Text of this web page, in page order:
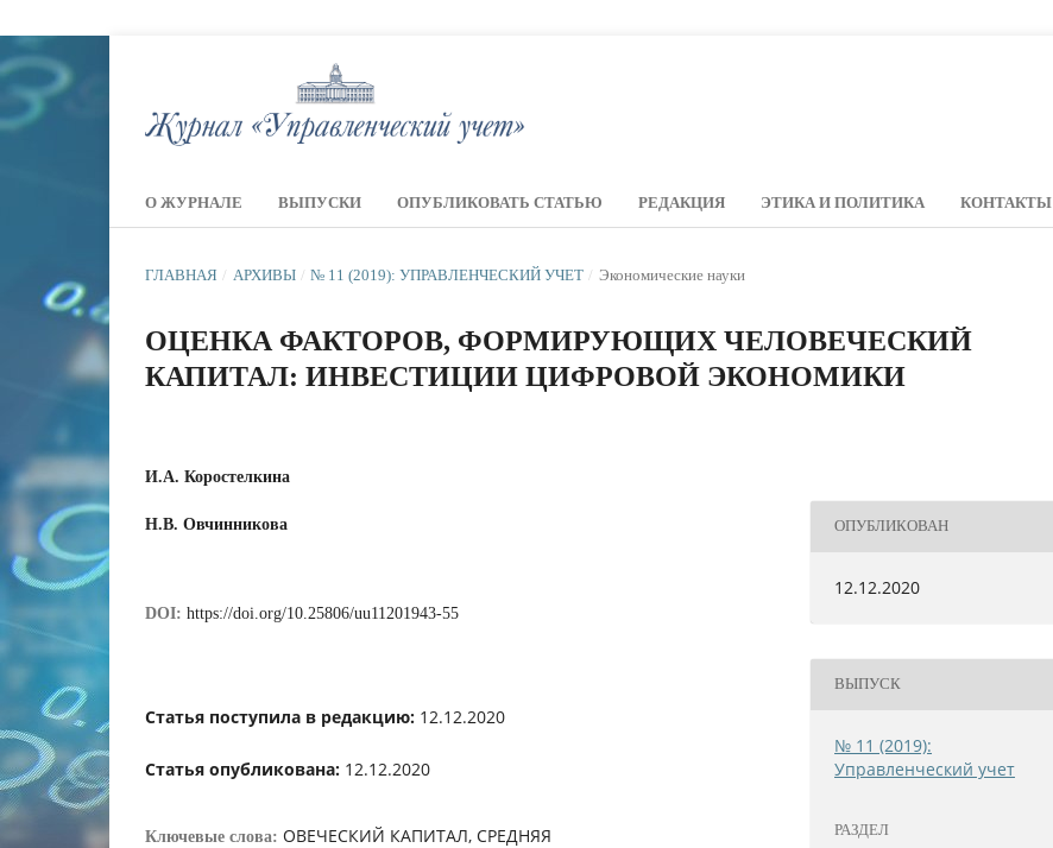
О ЖУРНАЛЕ ВЫПУСКИ ОПУБЛИКОВАТЬ СТАТЬЮ РЕДАКЦИЯ ЭТИКА И ПОЛИТИКА КОНТАКТЫ
ГЛАВНАЯ / АРХИВЫ / № 11 (2019): УПРАВЛЕНЧЕСКИЙ УЧЕТ / Экономические науки
ОЦЕНКА ФАКТОРОВ, ФОРМИРУЮЩИХ ЧЕЛОВЕЧЕСКИЙ
КАПИТАЛ: ИНВЕСТИЦИИ ЦИФРОВОЙ ЭКОНОМИКИ
И.А. Коростелкина
Н.В. Овчинникова
DOI: https://doi.org/10.25806/uu11201943-55
Статья поступила в редакцию: 12.12.2020
Статья опубликована: 12.12.2020
Ключевые слова: ОВЕЧЕСКИЙ КАПИТАЛ, СРЕДНЯЯ
ОПУБЛИКОВАН
12.12.2020
ВЫПУСК
№ 11 (2019):
Управленческий учет
РАЗДЕЛ